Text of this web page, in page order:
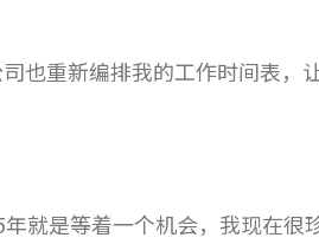
也重新编排我的工作时间表，
就是等着一个机会，我现在很